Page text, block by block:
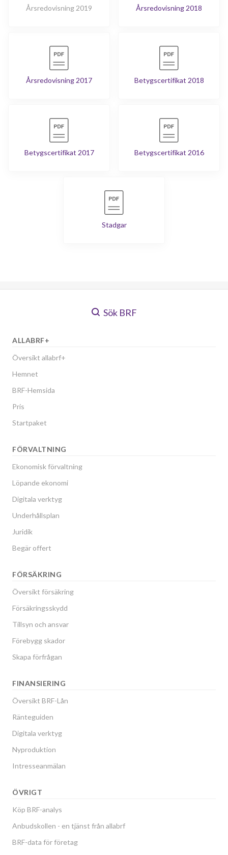
Årsredovisning 2019 Årsredovisning 2018
Årsredovisning 2017 Betygscertifikat 2018
Betygscertifikat 2017 Betygscertifikat 2016
Stadgar
Sök BRF
ALLABRF+
Översikt allabrf+
Hemnet
BRF-Hemsida
Pris
Startpaket
FÖRVALTNING
Ekonomisk förvaltning
Löpande ekonomi
Digitala verktyg
Underhållsplan
Juridik
Begär offert
FÖRSÄKRING
Översikt försäkring
Försäkringsskydd
Tillsyn och ansvar
Förebygg skador
Skapa förfrågan
FINANSIERING
Översikt BRF-Lån
Ränteguiden
Digitala verktyg
Nyproduktion
Intresseanmälan
ÖVRIGT
Köp BRF-analys
Anbudskollen - en tjänst från allabrf
BRF-data för företag